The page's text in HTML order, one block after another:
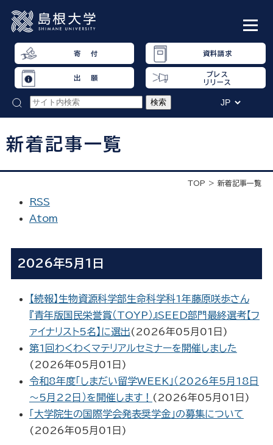
寄 付 資料請求
出 願
プレス
リリース
新着記事一覧
TOP 新着記事一覧
RSS
Atom
2026年5月1日
【続報】生物資源科学部生命科学科1年藤原咲歩さん
『青年版国民栄誉賞（TOYP）』SEED部門最終選考【フ
ァイナリスト5名】に選出( 2026年05月01日 )
第1回わくわくマテリアルセミナーを開催しました
( 2026年05月01日 )
令和8年度「しまだい留学WEEK」（2026年5月18日
～5月22日）を開催します！ ( 2026年05月01日 )
「大学院生の国際学会発表奨学金」の募集について
( 2026年05月01日 )